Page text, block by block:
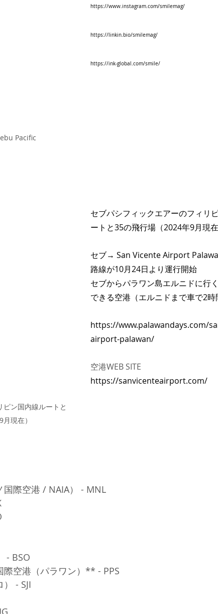
Pacific
ン国内線ルートと
現在）
https://www.instagram.com/smilemag/
https://linkin.bio/smilemag/
https://ink-global.com/smile/
セブパシフィックエアーのフィリ
ートと35の飛行場（2024年9月現在
セブ→ San Vicente Airport
路線が10月24日より運行開始
セブからパラワン島エルニドに行
できる空港（エルニドまで車で2時
https://www.palawandays.com/
airport-palawan/
空港WEB SITE
https://sanvicenteairport.com/
国際空港 / NAIA） - MNL
- BSO
空港（パラワン）** - PPS
- SJI